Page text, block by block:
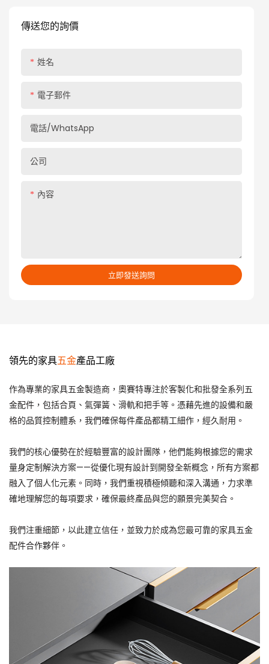
傳送您的詢價
姓名
電子郵件
電話/WhatsApp
公司
內容
立即發送詢問
領先的家具五金產品工廠
作為專業的家具五金製造商，奧賽特專注於客製化和批發全系列五
金配件，包括合頁、氣彈簧、滑軌和把手等。憑藉先進的設備和嚴
格的品質控制體系，我們確保每件產品都精工細作，經久耐用。
我們的核心優勢在於經驗豐富的設計團隊，他們能夠根據您的需求
量身定制解決方案——從優化現有設計到開發全新概念，所有方案都
融入了個人化元素。同時，我們重視積極傾聽和深入溝通，力求準
確地理解您的每項要求，確保最終產品與您的願景完美契合。
我們注重細節，以此建立信任，並致力於成為您最可靠的家具五金
配件合作夥伴。